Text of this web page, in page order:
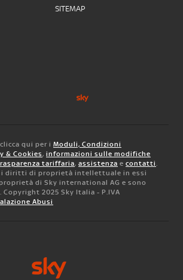
SITEMAP
qui per i Moduli, Condizioni
& Cookies, informazioni sulle modifiche
tariffaria, assistenza e contatti.
i diritti di proprietà intellettuale in essi
di Sky international AG e sono
2025 Sky Italia - P.IVA
Abusi